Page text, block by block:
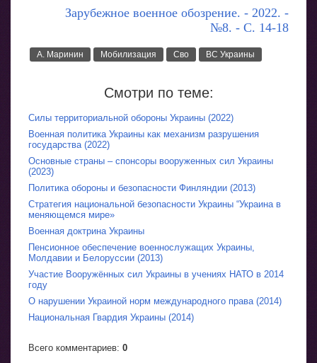
Зарубежное военное обозрение. - 2022. -
№8. - С. 14-18
А. Маринин Мобилизация Сво ВС Украины
Смотри по теме:
Силы территориальной обороны Украины (2022)
Военная политика Украины как механизм разрушения
государства (2022)
Основные страны – спонсоры вооруженных сил Украины
(2023)
Политика обороны и безопасности Финляндии (2013)
Стратегия национальной безопасности Украины “Украина в
меняющемся мире»
Военная доктрина Украины
Пенсионное обеспечение военнослужащих Украины,
Молдавии и Белоруссии (2013)
Участие Вооружённых сил Украины в учениях НАТО в 2014
году
О нарушении Украиной норм международного права (2014)
Национальная Гвардия Украины (2014)
Всего комментариев: 0